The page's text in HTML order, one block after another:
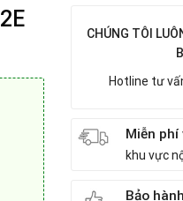
CHÚNG TÔI
Hotline tư
Miễn phí
khu vực
Bảo